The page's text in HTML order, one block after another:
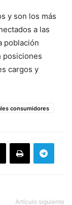
y son los más
a las
población
posiciones
cargos y
consumidores
Artículo siguiente